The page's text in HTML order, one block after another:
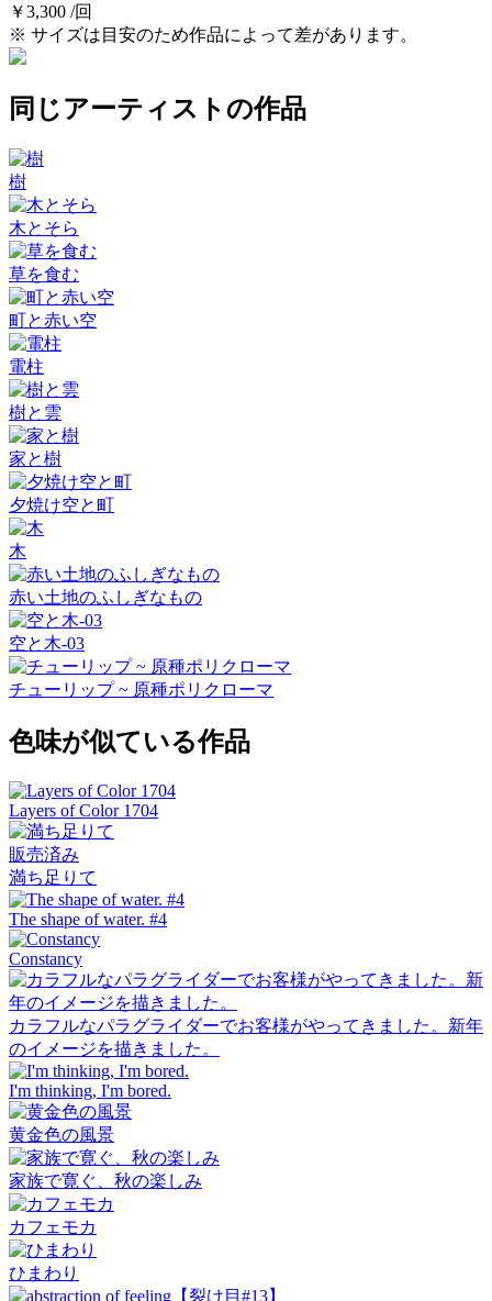
￥3,300 /回
※ サイズは目安のため作品によって差があります。
同じアーティストの作品
樹
木とそら
草を食む
町と赤い空
電柱
樹と雲
家と樹
夕焼け空と町
木
赤い土地のふしぎなもの
空と木-03
チューリップ ~ 原種ポリクローマ
色味が似ている作品
Layers of Color 1704
販売済み
満ち足りて
The shape of water. #4
Constancy
カラフルなパラグライダーでお客様がやってきました。新年
のイメージを描きました。
I'm thinking, I'm bored.
黄金色の風景
家族で寛ぐ、秋の楽しみ
カフェモカ
ひまわり